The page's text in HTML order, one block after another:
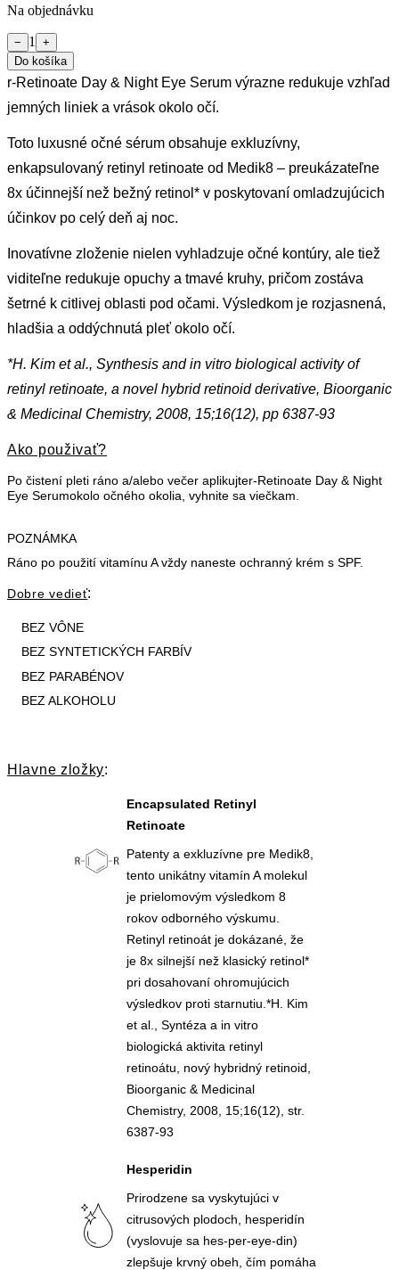
Na objednávku
− 1
+
Do košíka
r-Retinoate Day & Night Eye Serum výrazne redukuje vzhľad
jemných liniek a vrások okolo očí.
Toto luxusné očné sérum obsahuje exkluzívny,
enkapsulovaný retinyl retinoate od Medik8 – preukázateľne
8x účinnejší než bežný retinol* v poskytovaní omladzujúcich
účinkov po celý deň aj noc.
Inovatívne zloženie nielen vyhladzuje očné kontúry, ale tiež
viditeľne redukuje opuchy a tmavé kruhy, pričom zostáva
šetrné k citlivej oblasti pod očami. Výsledkom je rozjasnená,
hladšia a oddýchnutá pleť okolo očí.
*H. Kim et al., Synthesis and in vitro biological activity of
retinyl retinoate, a novel hybrid retinoid derivative, Bioorganic
& Medicinal Chemistry, 2008, 15;16(12), pp 6387-93
Ako použivať?
Po čistení pleti ráno a/alebo večer aplikujter-Retinoate Day & Night
Eye Serumokolo očného okolia, vyhnite sa viečkam.
POZNÁMKA
Ráno po použití vitamínu A vždy naneste ochranný krém s SPF.
Dobre vedieť:
BEZ VÔNE
BEZ SYNTETICKÝCH FARBÍV
BEZ PARABÉNOV
BEZ ALKOHOLU
Hlavne zložky:
Encapsulated Retinyl
Retinoate
Patenty a exkluzívne pre Medik8,
tento unikátny vitamín A molekul
je prielomovým výsledkom 8
rokov odborného výskumu.
Retinyl retinoát je dokázané, že
je 8x silnejší než klasický retinol*
pri dosahovaní ohromujúcich
výsledkov proti starnutiu.*H. Kim
et al., Syntéza a in vitro
biologická aktivita retinyl
retinoátu, nový hybridný retinoid,
Bioorganic & Medicinal
Chemistry, 2008, 15;16(12), str.
6387-93
Hesperidin
Prirodzene sa vyskytujúci v
citrusových plodoch, hesperidín
(vyslovuje sa hes-per-eye-din)
zlepšuje krvný obeh, čím pomáha